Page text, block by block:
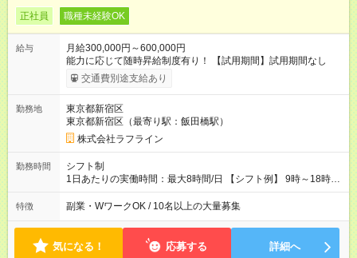
正社員 職種未経験OK
給与
月給300,000円～600,000円
能力に応じて随時昇給制度有り！ 【試用期間】試用期間なし
交通費別途支給あり
勤務地
東京都新宿区
東京都新宿区（最寄り駅：飯田橋駅）
株式会社ラフライン
勤務時間
シフト制
1日あたりの実働時間：最大8時間/日 【シフト例】 9時～18時
10時～19時 11時～20時 休憩1時間以上！
特徴 副業・WワークOK / 10名以上の大量募集
気になる！ 応募する 詳細へ